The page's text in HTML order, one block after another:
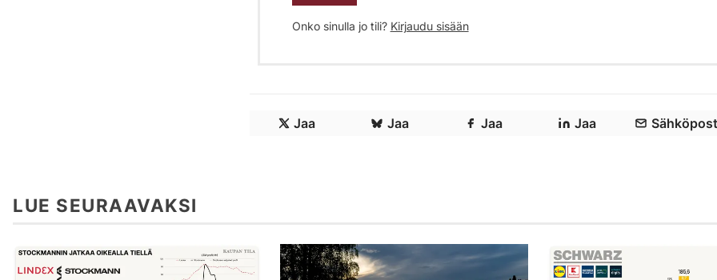
Onko sinulla jo tili? Kirjaudu sisään
Jaa Jaa Jaa Jaa
LUE SEURAAVAKSI